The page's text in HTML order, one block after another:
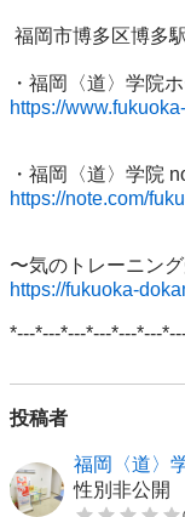
https://
https://note.com/
https://fukuoka-
*---*---*---*---*---*---
投稿者
福岡〈道〉
性別非公開